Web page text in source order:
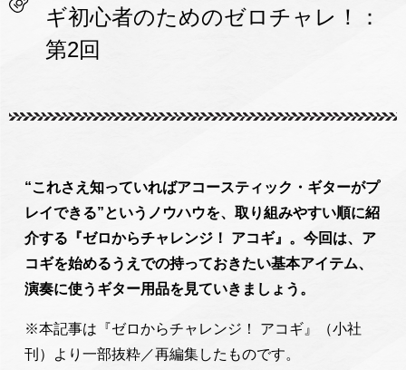
ギ初心者のためのゼロチャレ！：
第2回
“これさえ知っていればアコースティック・ギターがプ
レイできる”というノウハウを、取り組みやすい順に紹
介する『ゼロからチャレンジ！ アコギ』。今回は、ア
コギを始めるうえでの持っておきたい基本アイテム、
演奏に使うギター用品を見ていきましょう。
※本記事は『ゼロからチャレンジ！ アコギ』（小社
刊）より一部抜粋／再編集したものです。